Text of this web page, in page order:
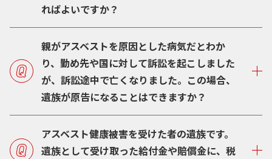
ればよいですか？
親がアスベストを原因とした病気だとわか
り、勤め先や国に対して訴訟を起こしました
が、訴訟途中で亡くなりました。この場合、
遺族が原告になることはできますか？
アスベスト健康被害を受けた者の遺族です。
遺族として受け取った給付金や賠償金に、税